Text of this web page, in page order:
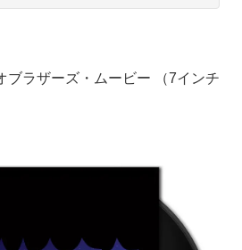
ブラザーズ・ムービー （7インチ